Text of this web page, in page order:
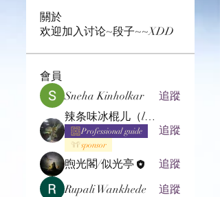
關於
欢迎加入讨论~段子~~XDD
會員
Sneha Kinholkar
追蹤
辣条味冰棍儿（lof别玩了要氪金的）
Professional guide
sponsor
追蹤
煦光閣/似光亭
追蹤
Rupali Wankhede
追蹤